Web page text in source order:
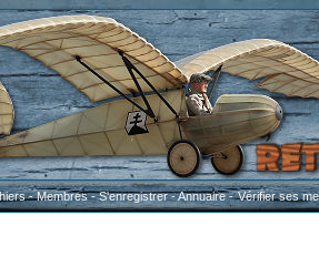
-Membres-S'enregistrer-Annuaire-Vérifier ses